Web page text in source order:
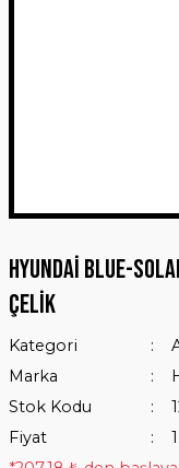
Hyundai Blue-
Çelik
Kategori
Marka
Stok Kodu
Fiyat